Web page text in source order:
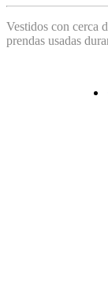
Vestidos con cerca
prendas usadas